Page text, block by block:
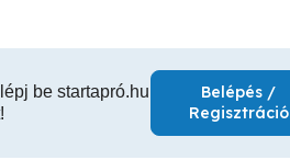
be startapró.hu
Belépés /
Regisztráció